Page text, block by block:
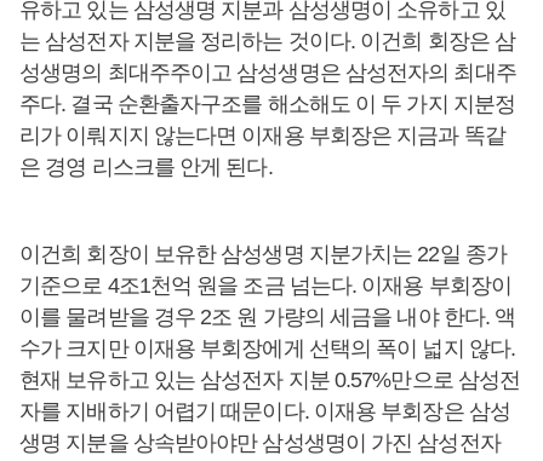
유하고 있는 삼성생명 지분과 삼성생명이 소유하고 있
는 삼성전자 지분을 정리하는 것이다. 이건희 회장은 삼
성생명의 최대주주이고 삼성생명은 삼성전자의 최대주
주다. 결국 순환출자구조를 해소해도 이 두 가지 지분정
리가 이뤄지지 않는다면 이재용 부회장은 지금과 똑같
은 경영 리스크를 안게 된다.
이건희 회장이 보유한 삼성생명 지분가치는 22일 종가
기준으로 4조1천억 원을 조금 넘는다. 이재용 부회장이
이를 물려받을 경우 2조 원 가량의 세금을 내야 한다. 액
수가 크지만 이재용 부회장에게 선택의 폭이 넓지 않다.
현재 보유하고 있는 삼성전자 지분 0.57%만으로 삼성전
자를 지배하기 어렵기 때문이다. 이재용 부회장은 삼성
생명 지분을 상속받아야만 삼성생명이 가진 삼성전자